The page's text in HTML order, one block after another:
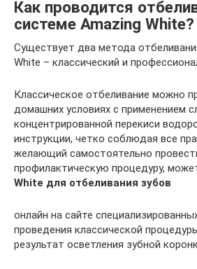
Как проводится
системе Amazing White?
Существует два метода
White – классический и
Классическое отбеливание можно
домашних условиях с применением
концентрированной перекиси
инструкции, четко соблюдая все
желающий самостоятельно
профилактическую процедуру,
White для отбеливания зубов
онлайн на сайте
проведения классической
результат осветления зубной